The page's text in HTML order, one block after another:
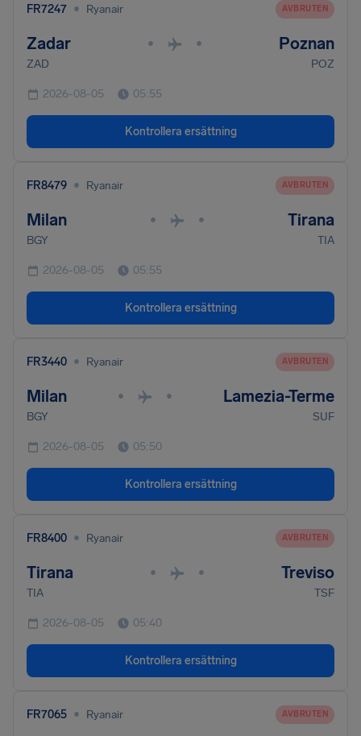
FR7247 • Ryanair AVBRUTEN
Zadar • • Poznan
ZAD POZ
2026-08-05 05:55
Kontrollera ersättning
FR8479 • Ryanair AVBRUTEN
Milan • • Tirana
BGY TIA
2026-08-05 05:55
Kontrollera ersättning
FR3440 • Ryanair AVBRUTEN
Milan • • Lamezia-Terme
BGY SUF
2026-08-05 05:50
Kontrollera ersättning
FR8400 • Ryanair AVBRUTEN
Tirana • • Treviso
TIA TSF
2026-08-05 05:40
Kontrollera ersättning
FR7065 • Ryanair AVBRUTEN